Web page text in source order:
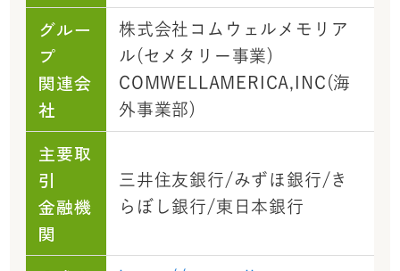
グルー
プ
関連会
社
株式会社コムウェルメモリア
ル(セメタリー事業)
COMWELLAMERICA,INC(海
外事業部)
主要取
引
金融機
関
三井住友銀行/みずほ銀行/き
らぼし銀行/東日本銀行